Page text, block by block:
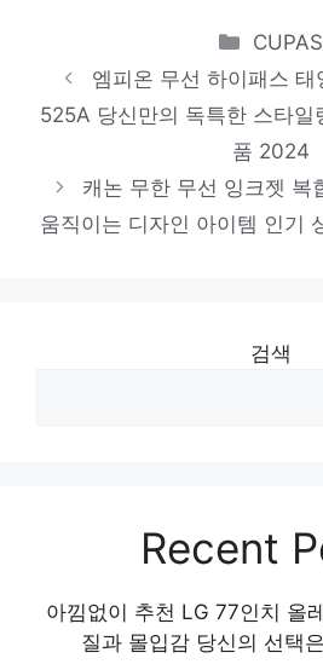
천 제품
신일 BLDC 서큘레이터,
블루)
화려한 스타일, 지금 경험
추천 제품
마음이 움직이는 디자인 아
CUPAS
엠피온 무선 하이패스
525A 당신만의 독특한 스타일
품 2024
캐논 무한 무선 잉크젯 복
움직이는 디자인 아이템 인기
검색
Recent
아낌없이 추천 LG 77인치 올
질과 몰입감 당신의 선택